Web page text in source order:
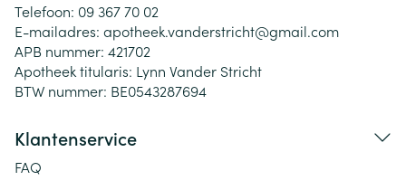
Telefoon: 09 367 70 02
E-mailadres: apotheek.vanderstricht@gmail.com
APB nummer: 421702
Apotheek titularis: Lynn Vander Stricht
BTW nummer: BE0543287694
Klantenservice
FAQ